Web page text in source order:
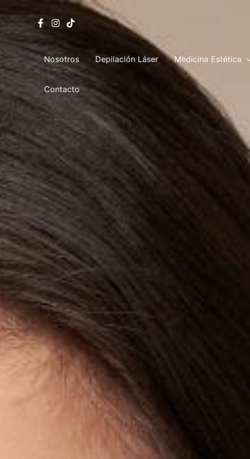
al
contenido
Nosotros Depilación Láser Medicina Estética
Contacto